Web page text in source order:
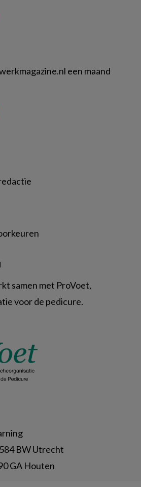
een maand
BW Utrecht
GA Houten
samen met ProVoet,
voor de pedicure.